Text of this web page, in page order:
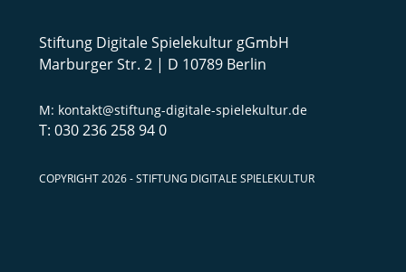
Stiftung Digitale Spielekultur gGmbH
Marburger Str. 2 | D 10789 Berlin
kontakt@stiftung-digitale-spielekultur.de
030 236 258 94 0
COPYRIGHT 2026 - STIFTUNG DIGITALE SPIELEKULTUR